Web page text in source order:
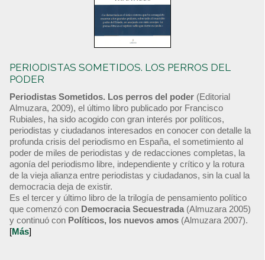
PERIODISTAS SOMETIDOS. LOS PERROS DEL
PODER
Periodistas Sometidos. Los perros del poder (Editorial
Almuzara, 2009), el último libro publicado por Francisco
Rubiales, ha sido acogido con gran interés por políticos,
periodistas y ciudadanos interesados en conocer con detalle la
profunda crisis del periodismo en España, el sometimiento al
poder de miles de periodistas y de redacciones completas, la
agonía del periodismo libre, independiente y crítico y la rotura
de la vieja alianza entre periodistas y ciudadanos, sin la cual la
democracia deja de existir.
Es el tercer y último libro de la trilogía de pensamiento político
que comenzó con Democracia Secuestrada (Almuzara 2005)
y continuó con Políticos, los nuevos amos (Almuzara 2007).
[Más]